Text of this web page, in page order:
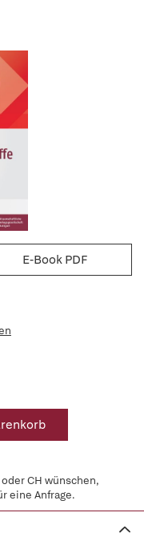
E-Book PDF
CH wünschen,
eine Anfrage.